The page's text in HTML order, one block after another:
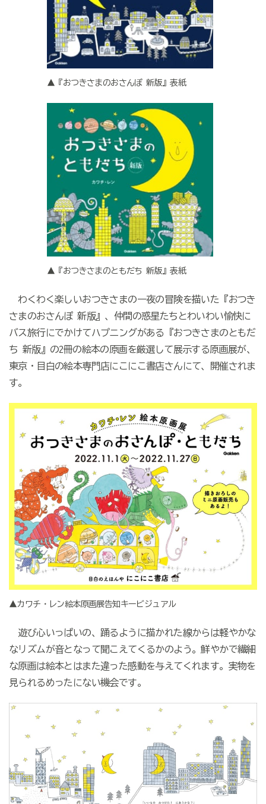
▲『おつきさまのおさんぽ 新版』表紙
▲『おつきさまのともだち 新版』表紙
わくわく楽しいおつきさまの一夜の冒険を描いた『おつき
さまのおさんぽ 新版』、仲間の惑星たちとわいわい愉快に
バス旅行にでかけてハプニングがある『おつきさまのともだ
ち 新版』の2冊の絵本の原画を厳選して展示する原画展が、
東京・目白の絵本専門店にこにこ書店さんにて、開催されま
す。
▲カワチ・レン絵本原画展告知キービジュアル
遊び心いっぱいの、踊るように描かれた線からは軽やかな
なリズムが音となって聞こえてくるかのよう。鮮やかで繊細
な原画は絵本とはまた違った感動を与えてくれます。実物を
見られるめったにない機会です。